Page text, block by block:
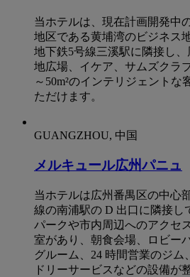
当ホテルは、現在計画開発中
地区である黄埔湾のビジネス
地下鉄5号線三溪駅に隣接し
地広場、イケア、サムズクラ
～50m²のインテリジェントな
ただけます。
GUANGZHOU, 中国
メルキュール広州パニュ
当ホテルは広州番禺区の中心
線の南浦駅の D 出口に隣接し
パークや市内周辺へのアクセ
室があり、朝食会場、ロビー
グルーム、24 時間営業のジ
ドリーサービスなどの設備が